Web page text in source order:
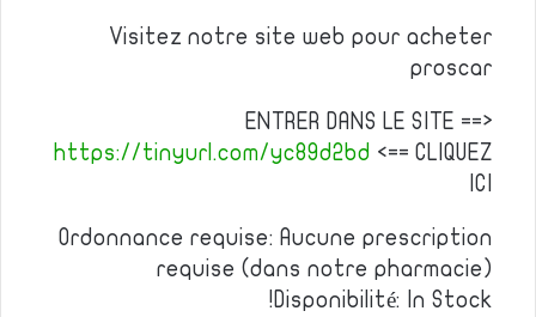
Visitez notre site web pour acheter
proscar
ENTRER DANS LE SITE ==>
https://tinyurl.com/yc89d2bd <== CLIQUEZ
ICI
Ordonnance requise: Aucune prescription
requise (dans notre pharmacie)
Disponibilité: In Stock!